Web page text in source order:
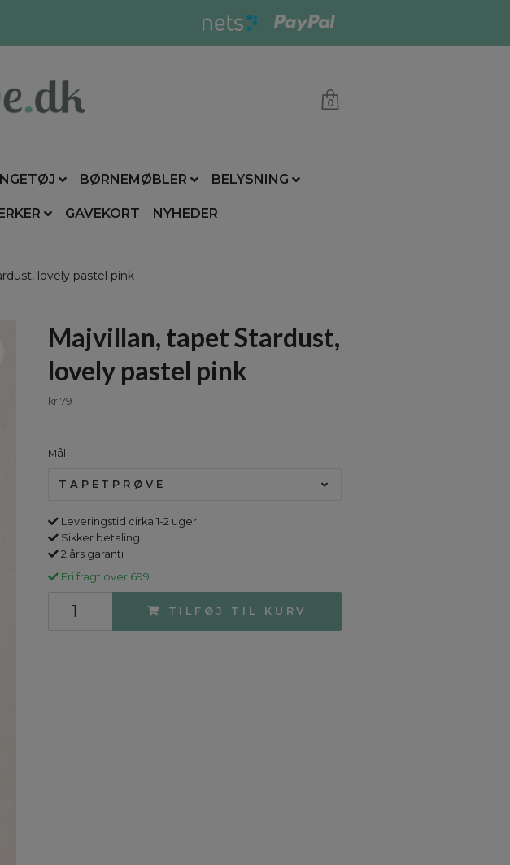
0
BØRNEMØBLER BELYSNING
GAVEKORT NYHEDER
lovely pastel pink
Majvillan, tapet Stardust,
lovely pastel pink
kr 79
Mål
TAPETPRØVE
Leveringstid cirka 1-2 uger
Sikker betaling
2 års garanti
Fri fragt over 699
TILFØJ TIL KURV